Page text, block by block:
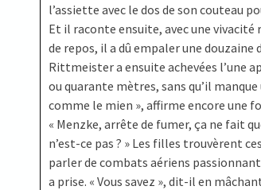
l’assiette avec le dos de son couteau
Et il raconte ensuite, avec une
de repos, il a dû empaler une
Rittmeister a ensuite achevées l’une
ou quarante mètres, sans qu’il
comme le mien », affirme encore une
« Menzke, arrête de fumer, ça ne fait
n’est-ce pas ? » Les filles trouvèrent
parler de combats aériens
a prise. « Vous savez », dit-il en